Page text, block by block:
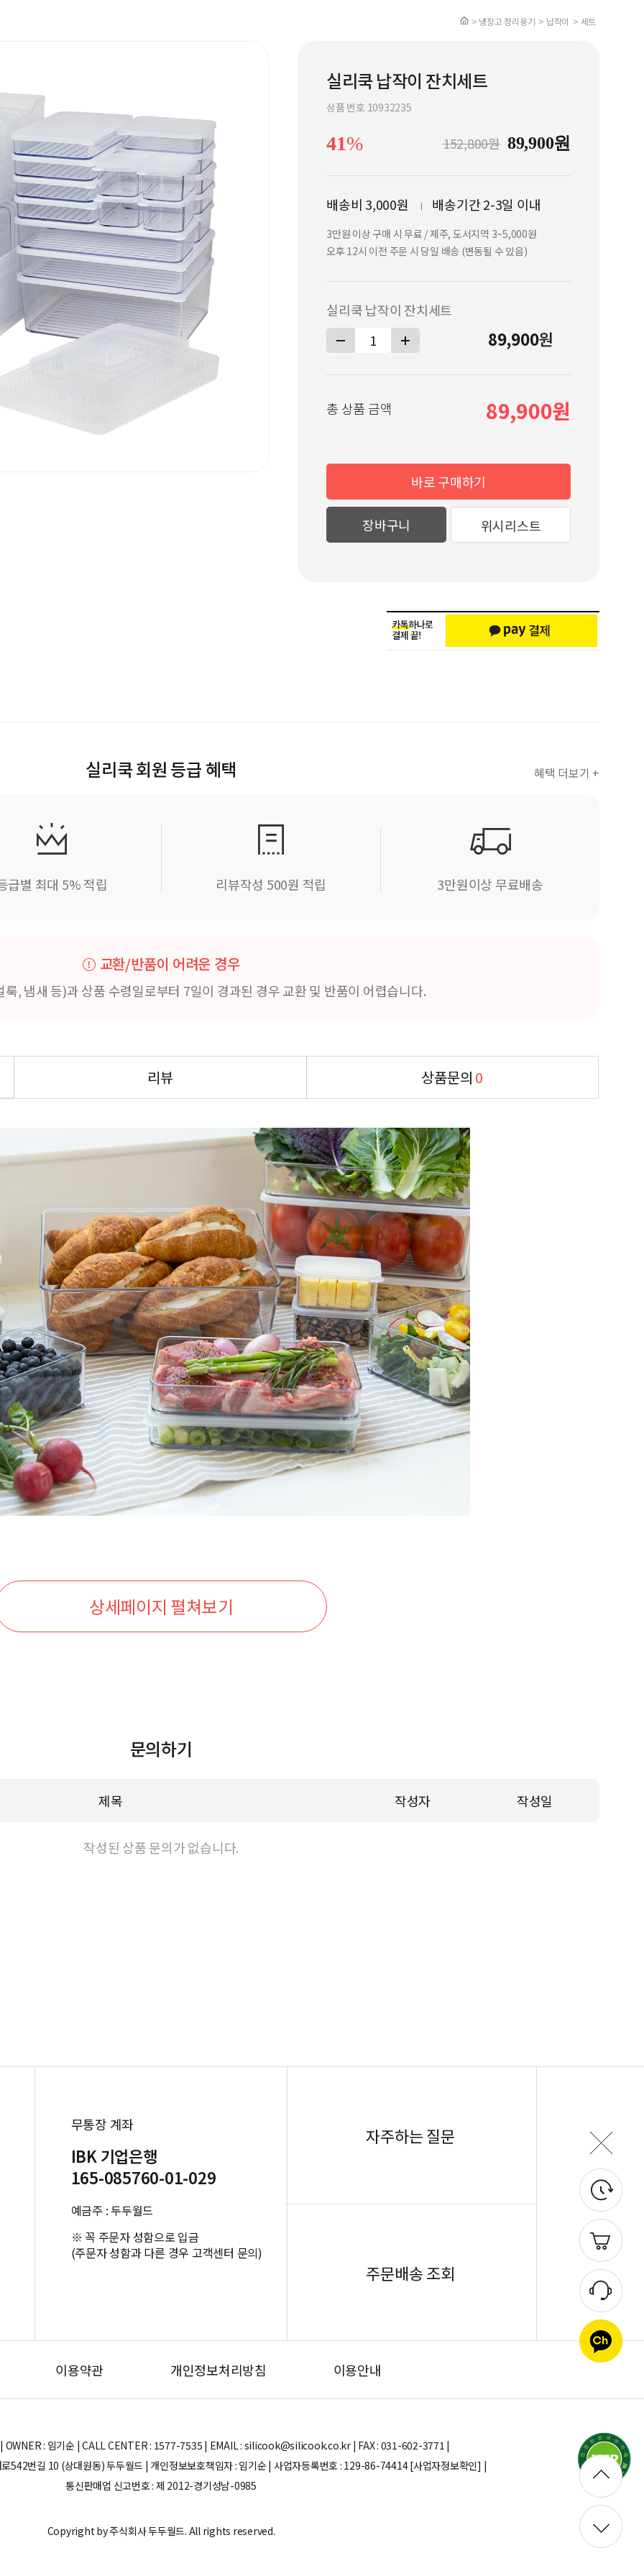
> 냉장고 정리용기 > 납작이 > 세트
실리쿡 납작이 잔치세트
상품 번호 10932235
41% 152,800원 89,900원
배송비 3,000원 배송기간 2-3일 이내
3만원 이상 구매 시 무료 / 제주, 도서지역 3~5,000원
오후 12시 이전 주문 시 당일 배송 (변동될 수 있음)
실리쿡 납작이 잔치세트
89,900원
총 상품 금액 89,900
바로 구매하기
장바구니 위시리스트
실리쿡 회원 등급 혜택 혜택 더보기 +
급별 최대 5% 적립 리뷰작성 500원 적립 3만원이상 무료배송
교환/반품이 어려운 경우
, 냄새 등)과 상품 수령일로부터 7일이 경과된 경우 교환 및 반품이 어렵습니다.
리뷰 상품문의 0
상세페이지 펼쳐보기
문의하기
제목 작성자 작성일
작성된 상품 문의가 없습니다.
무통장 계좌
IBK 기업은행
165-085760-01-029
예금주 : 두두월드
※ 꼭 주문자 성함으로 입금
(주문자 성함과 다른 경우 고객센터 문의)
자주하는 질문
주문배송 조회
이용약관 개인정보처리방침 이용안내
| OWNER : 임기순 | CALL CENTER : 1577-7535 | EMAIL : silicook@silicook.co.kr | FAX : 031-602-3771 |
542번길 10 (상대원동) 두두월드 | 개인정보보호책임자 : 임기순 | 사업자등록번호 : 129-86-74414[사업자정보확인] |
통신판매업 신고번호 : 제 2012-경기성남-0985
Copyright by 주식회사 두두월드. All rights reserved.